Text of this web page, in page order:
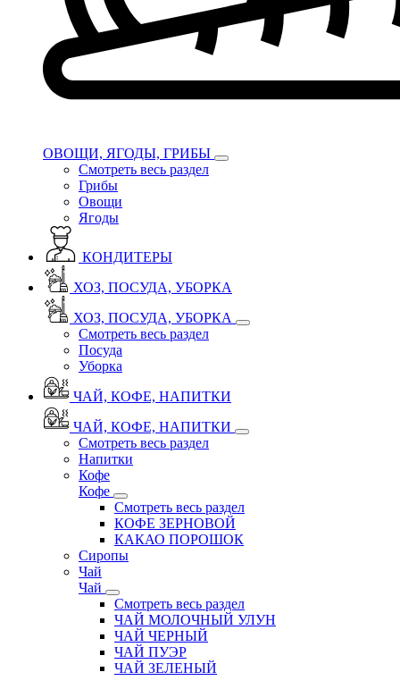
ОВОЩИ, ЯГОДЫ, ГРИБЫ
Смотреть весь раздел
Грибы
Овощи
Ягоды
КОНДИТЕРЫ
ХОЗ, ПОСУДА, УБОРКА
ХОЗ, ПОСУДА, УБОРКА
Смотреть весь раздел
Посуда
Уборка
ЧАЙ, КОФЕ, НАПИТКИ
ЧАЙ, КОФЕ, НАПИТКИ
Смотреть весь раздел
Напитки
Кофе
Кофе
Смотреть весь раздел
КОФЕ ЗЕРНОВОЙ
КАКАО ПОРОШОК
Сиропы
Чай
Чай
Смотреть весь раздел
ЧАЙ МОЛОЧНЫЙ УЛУН
ЧАЙ ЧЕРНЫЙ
ЧАЙ ПУЭР
ЧАЙ ЗЕЛЕНЫЙ